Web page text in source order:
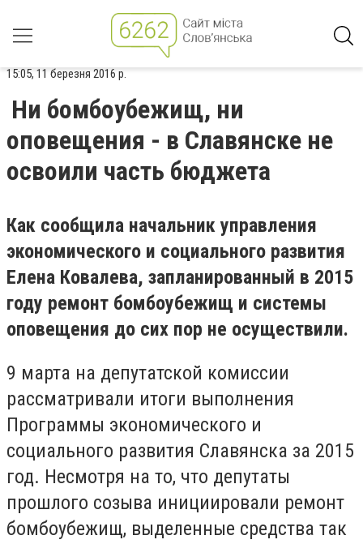
15:05, 11 березня 2016 р.
Ни бомбоубежищ, ни
оповещения - в Славянске не
освоили часть бюджета
Как сообщила начальник управления
экономического и социального развития
Елена Ковалева, запланированный в 2015
году ремонт бомбоубежищ и системы
оповещения до сих пор не осуществили.
9 марта на депутатской комиссии
рассматривали итоги выполнения
Программы экономического и
социального развития Славянска за 2015
год. Несмотря на то, что депутаты
прошлого созыва инициировали ремонт
бомбоубежищ, выделенные средства так